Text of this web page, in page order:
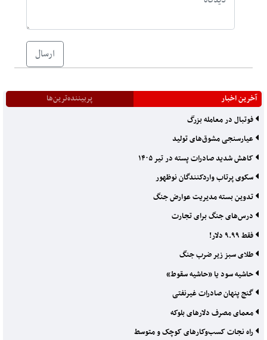
ارسال
آخرین اخبار
پربیننده‌ترین‌ها
فوتبال در معامله بزرگ
عیارسنجی مشوق‌های تولید
کاهش شدید صادرات پسته در تیر ۱۴۰۵
سکوی پرتاب واردکنندگان نوظهور
تدوین بسته مدیریت عوارض جنگ
درس‌های جنگ برای تجارت
فقط ۹.۹۹ دلار!
طلای سبز زیر ضرب جنگ
حاشیه سود یا «حاشیه سقوط»
گنج پنهان صادرات غیرنفتی
معمای مصرف دلارهای بلوکه
راه نجات کسب‌وکارهای کوچک و متوسط